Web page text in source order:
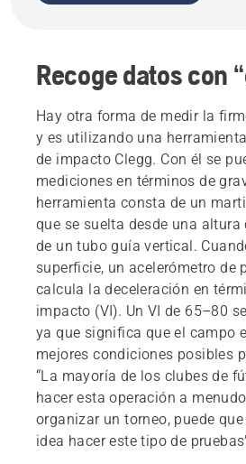
Recoge datos con
Hay otra forma de medir la
y es utilizando una
de impacto Clegg. Con él se
mediciones en términos de
herramienta consta de un
que se suelta desde una
de un tubo guía vertical.
superficie, un acelerómetro de
calcula la deceleración en
impacto (VI). Un VI de 65–80
ya que significa que el campo
mejores condiciones posibles
“La mayoría de los clubes de
hacer esta operación a
organizar un torneo, puede
idea hacer este tipo de